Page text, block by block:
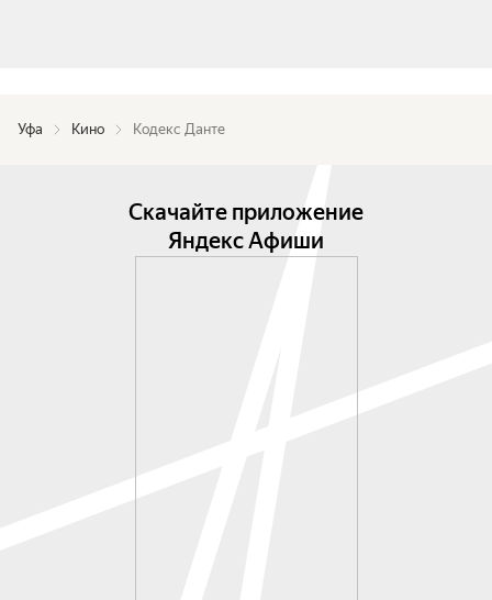
Уфа Кино Кодекс Данте
Скачайте приложение
Яндекс Афиши